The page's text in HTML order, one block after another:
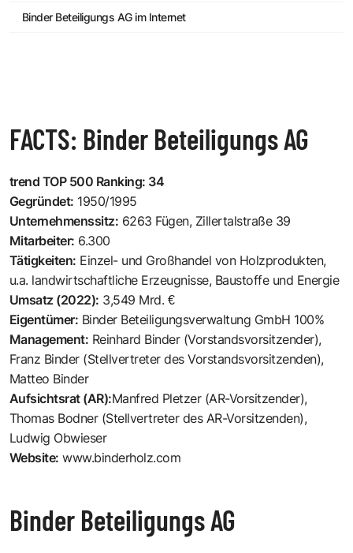
Binder Beteiligungs AG im Internet
FACTS: Binder Beteiligungs AG
trend TOP 500 Ranking: 34
Gegründet: 1950/1995
Unternehmenssitz: 6263 Fügen, Zillertalstraße 39
Mitarbeiter: 6.300
Tätigkeiten: Einzel- und Großhandel von Holzprodukten,
u.a. landwirtschaftliche Erzeugnisse, Baustoffe und Energie
Umsatz (2022): 3,549 Mrd. €
Eigentümer: Binder Beteiligungsverwaltung GmbH 100%
Management: Reinhard Binder (Vorstandsvorsitzender),
Franz Binder (Stellvertreter des Vorstandsvorsitzenden),
Matteo Binder
Aufsichtsrat (AR):Manfred Pletzer (AR-Vorsitzender),
Thomas Bodner (Stellvertreter des AR-Vorsitzenden),
Ludwig Obwieser
Website: www.binderholz.com
Binder Beteiligungs AG